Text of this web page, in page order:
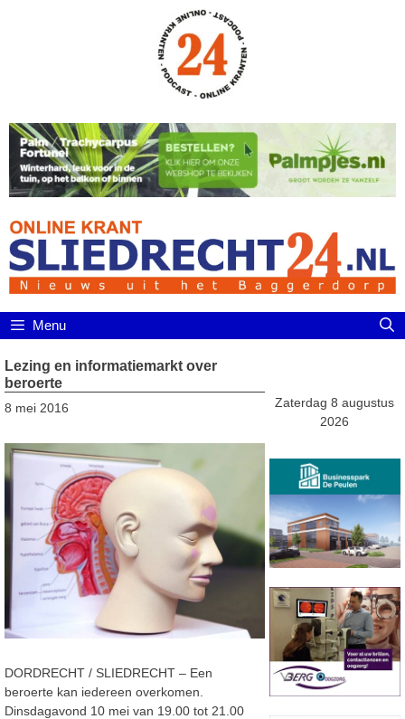
Menu
Lezing en informatiemarkt over
beroerte
8 mei 2016
DORDRECHT / SLIEDRECHT – Een
beroerte kan iedereen overkomen.
Dinsdagavond 10 mei van 19.00 tot 21.00
Zaterdag 8 augustus
2026